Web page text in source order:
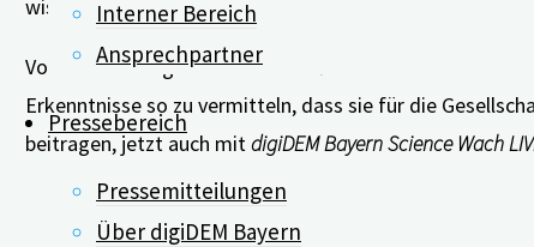
Interner Bereich
Ansprechpartner
Pressebereich
Pressemitteilungen
Über digiDEM Bayern
wissenschaftliche Erkenntnisse aus der
Vor dem Hintergrund massenhaft verbreiteter
Erkenntnisse so zu vermitteln, dass sie für die
beitragen, jetzt auch mitdigiDEM Bayern Science Wach